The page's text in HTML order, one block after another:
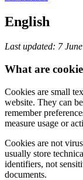
English
Last updated: 7
What are
Cookies are small
website. They can
remember
measure usage or
Cookies are not
usually store
identifiers, not
documents.